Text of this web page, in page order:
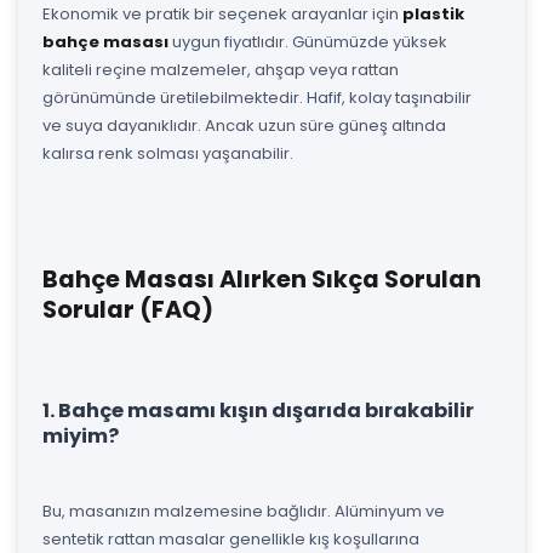
Ekonomik ve pratik bir seçenek arayanlar için plastik
bahçe masasıuygun fiyatlıdır. Günümüzde yüksek
kaliteli reçine malzemeler, ahşap veya rattan
görünümünde üretilebilmektedir. Hafif, kolay taşınabilir
ve suya dayanıklıdır. Ancak uzun süre güneş altında
kalırsa renk solması yaşanabilir.
Bahçe Masası Alırken Sıkça Sorulan
Sorular (FAQ)
1. Bahçe masamı kışın dışarıda bırakabilir
miyim?
Bu, masanızın malzemesine bağlıdır. Alüminyum ve
sentetik rattan masalar genellikle kış koşullarına